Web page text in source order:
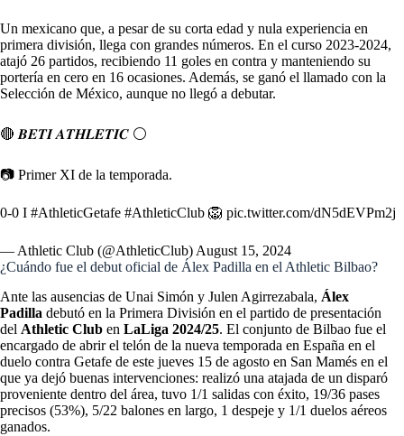
Un mexicano que, a pesar de su corta edad y nula experiencia en
primera división, llega con grandes números. En el curso 2023-2024,
atajó 26 partidos, recibiendo 11 goles en contra y manteniendo su
portería en cero en 16 ocasiones. Además, se ganó el llamado con la
Selección de México, aunque no llegó a debutar.
🔴 𝑩𝑬𝑻𝑰 𝑨𝑻𝑯𝑳𝑬𝑻𝑰𝑪 ⚪
📷 Primer XI de la temporada.
0-0 I #AthleticGetafe #AthleticClub 🦁 pic.twitter.com/dN5dEVPm2j
— Athletic Club (@AthleticClub) August 15, 2024
¿Cuándo fue el debut oficial de Álex Padilla en el Athletic Bilbao?
Ante las ausencias de Unai Simón y Julen Agirrezabala, Álex
Padilla debutó en la Primera División en el partido de presentación
del Athletic Club en LaLiga 2024/25. El conjunto de Bilbao fue el
encargado de abrir el telón de la nueva temporada en España en el
duelo contra Getafe de este jueves 15 de agosto en San Mamés en el
que ya dejó buenas intervenciones: realizó una atajada de un disparó
proveniente dentro del área, tuvo 1/1 salidas con éxito, 19/36 pases
precisos (53%), 5/22 balones en largo, 1 despeje y 1/1 duelos aéreos
ganados.